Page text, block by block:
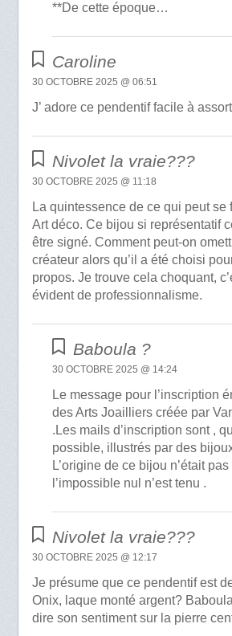
**De cette époque…
Caroline
30 OCTOBRE 2025 @ 06:51
J’ adore ce pendentif facile à
Nivolet la vraie???
30 OCTOBRE 2025 @ 11:18
La quintessence de ce qui peut se
Art déco. Ce bijou si représentatif
être signé. Comment peut-on
créateur alors qu’il a été choisi
propos. Je trouve cela choquant,
évident de professionnalisme.
Baboula ?
30 OCTOBRE 2025 @ 14:24
Le message pour l’inscription
des Arts Joailliers créée par
.Les mails d’inscription sont ,
possible, illustrés par des
L’origine de ce bijou n’était
l’impossible nul n’est tenu .
Nivolet la vraie???
30 OCTOBRE 2025 @ 12:17
Je présume que ce pendentif est
Onix, laque monté argent?
dire son sentiment sur la pierre